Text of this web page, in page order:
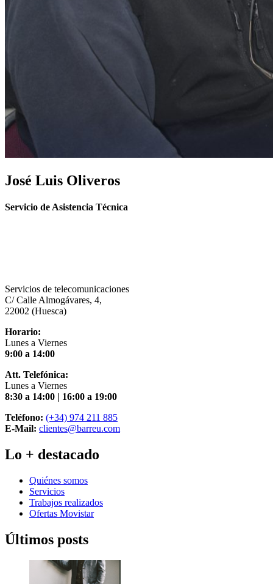
José Luis Oliveros
Servicio de Asistencia Técnica
Servicios de telecomunicaciones
C/ Calle Almogávares, 4,
22002 (Huesca)
Horario:
Lunes a Viernes
9:00 a 14:00
Att. Telefónica:
Lunes a Viernes
8:30 a 14:00 | 16:00 a 19:00
Teléfono: (+34) 974 211 885
E-Mail: clientes@barreu.com
Lo + destacado
Quiénes somos
Servicios
Trabajos realizados
Ofertas Movistar
Últimos posts